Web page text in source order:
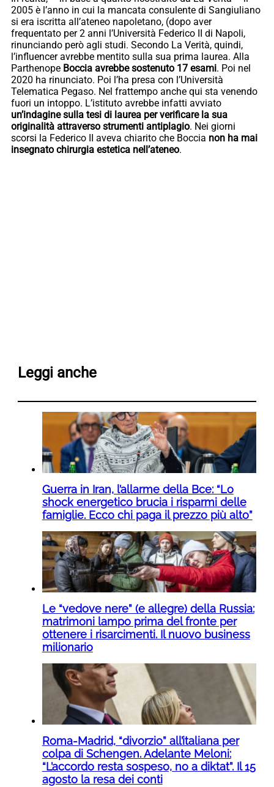
2005 è l’anno in cui la mancata consulente di Sangiuliano
si era iscritta all’ateneo napoletano, (dopo aver
frequentato per 2 anni l’Università Federico II di Napoli,
rinunciando però agli studi. Secondo La Verità, quindi,
l’influencer avrebbe mentito sulla sua prima laurea. Alla
Parthenope Boccia avrebbe sostenuto 17 esami. Poi nel
2020 ha rinunciato. Poi l’ha presa con l’Università
Telematica Pegaso. Nel frattempo anche qui sta venendo
fuori un intoppo. L’istituto avrebbe infatti avviato
un’indagine sulla tesi di laurea per verificare la sua
originalità attraverso strumenti antiplagio. Nei giorni
scorsi la Federico II aveva chiarito che Boccia non ha mai
insegnato chirurgia estetica nell’ateneo.
Leggi anche
Guerra in Iran, l’allarme della Bce: “Lo
shock energetico brucia i risparmi delle
famiglie. Ecco chi paga il prezzo più alto”
Le “vedove nere” (e allegre) della Russia:
matrimoni lampo prima del fronte per
ottenere i risarcimenti. Il nuovo business
milionario
Roma-Madrid, “divorzio” all’italiana per
colpa di Schengen. Adelante Meloni:
“L’accordo resta sospeso, no a diktat”. Il 15
agosto la resa dei conti